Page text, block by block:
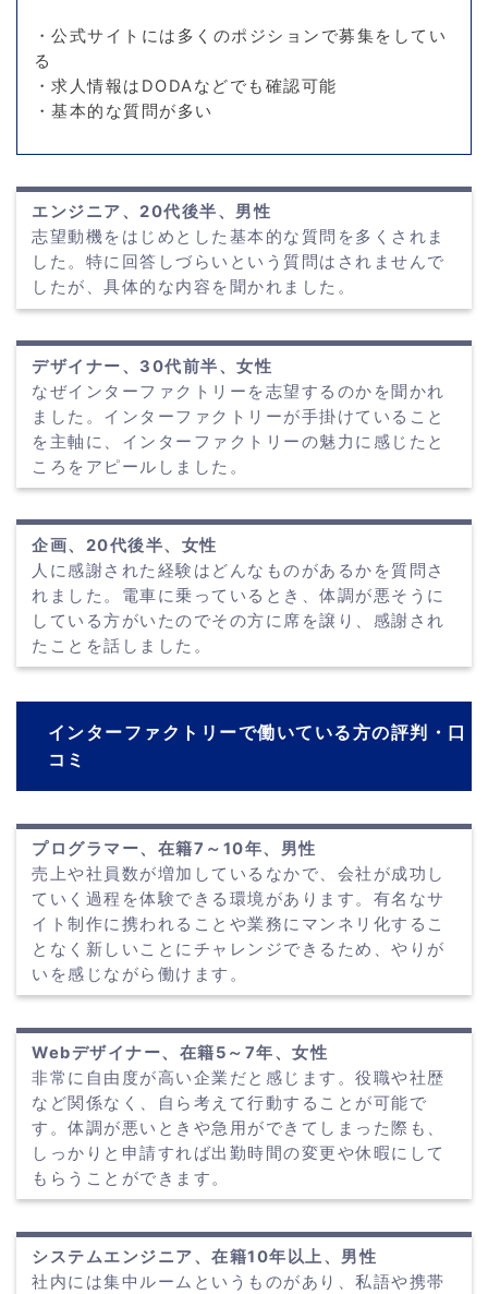
・公式サイトには多くのポジションで募集をしてい
る
・求人情報はDODAなどでも確認可能
・基本的な質問が多い
エンジニア、20代後半、男性
志望動機をはじめとした基本的な質問を多くされま
した。特に回答しづらいという質問はされませんで
したが、具体的な内容を聞かれました。
デザイナー、30代前半、女性
なぜインターファクトリーを志望するのかを聞かれ
ました。インターファクトリーが手掛けていること
を主軸に、インターファクトリーの魅力に感じたと
ころをアピールしました。
企画、20代後半、女性
人に感謝された経験はどんなものがあるかを質問さ
れました。電車に乗っているとき、体調が悪そうに
している方がいたのでその方に席を譲り、感謝され
たことを話しました。
インターファクトリーで働いている方の評判・口
コミ
プログラマー、在籍7～10年、男性
売上や社員数が増加しているなかで、会社が成功し
ていく過程を体験できる環境があります。有名なサ
イト制作に携われることや業務にマンネリ化するこ
となく新しいことにチャレンジできるため、やりが
いを感じながら働けます。
Webデザイナー、在籍5～7年、女性
非常に自由度が高い企業だと感じます。役職や社歴
など関係なく、自ら考えて行動することが可能で
す。体調が悪いときや急用ができてしまった際も、
しっかりと申請すれば出勤時間の変更や休暇にして
もらうことができます。
システムエンジニア、在籍10年以上、男性
社内には集中ルームというものがあり、私語や携帯